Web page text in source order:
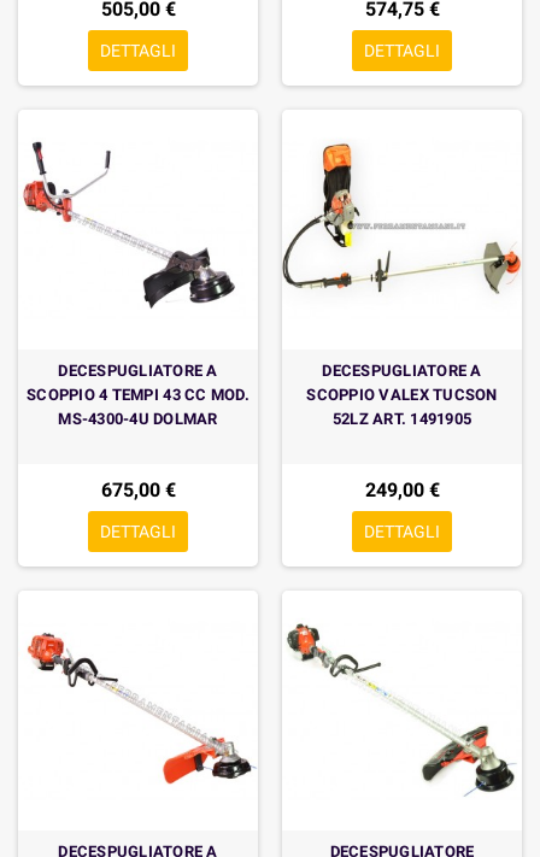
505,00 €
DETTAGLI
574,75 €
DETTAGLI
DECESPUGLIATORE A
SCOPPIO 4 TEMPI 43 CC MOD.
MS-4300-4U DOLMAR
675,00 €
DETTAGLI
DECESPUGLIATORE A
SCOPPIO VALEX TUCSON
52LZ ART. 1491905
249,00 €
DETTAGLI
DECESPUGLIATORE A
DECESPUGLIATORE